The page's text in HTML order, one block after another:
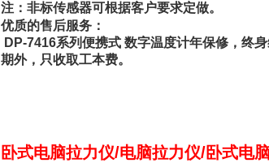
注：非标传感器可根据客户要求定做。
优质的售后服务：
DP-7416系列便携式 数字温度计年保修，终
期外，只收取工本费。
卧式电脑拉力仪/电脑拉力仪/卧式电